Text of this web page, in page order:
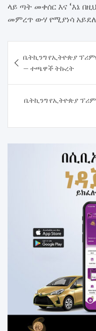
ላይ ጣት መቀሰር እና ‘እኔ
መምረጥ ውሃ የሚያነሳ
navigation
ቤትኪንግ የኢትዮጵያ
– ተጫዋች ትኩረት
ቤትኪንግ የኢትዮጵያ